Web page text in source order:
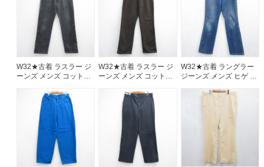
W32★古着 ラスラー ジ
ーンズ メンズ コットン
26aug07
W32★古着 ラスラー ジ
ーンズ メンズ コットン
26aug07
W32★古着 ラングラー
ジーンズ メンズ ヒゲ ネ